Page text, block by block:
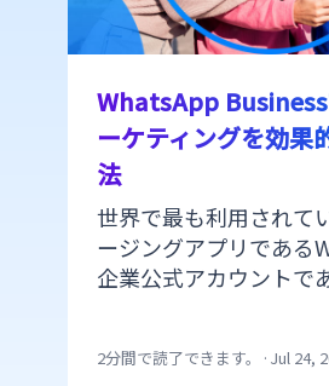
WhatsApp
ーケティングを効果
法
世界で最も利用されて
ージングアプリである
企業公式アカウントで
ュニケーションを強化
2分間で読了できます。 · Jul 24,